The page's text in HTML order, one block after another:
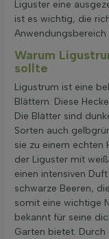
Liguster eine
ist es wichtig, die
Anwendungsbereich
Warum
sollte
Ligustrum ist eine
Blättern. Diese
Die Blätter sind
Sorten auch
sie zu einem echten
der Liguster mit
einen intensiven
schwarze Beeren,
somit eine wichtige
bekannt für seine
Garten bietet.